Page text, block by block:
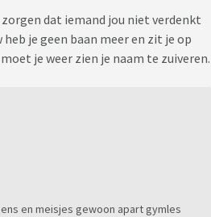
dat iemand jou niet verdenkt
je geen baan meer en zit je op
je weer zien je naam te zuiveren.
en meisjes gewoon apart gymles